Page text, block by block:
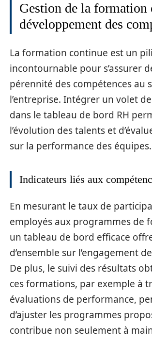
Gestion de la formation
développement des
La formation continue est un
incontournable pour s’assurer
pérennité des compétences au
l’entreprise. Intégrer un volet de
dans le tableau de bord RH
l’évolution des talents et
sur la performance des équipes.
Indicateurs liés aux
En mesurant le taux de
employés aux programmes de
un tableau de bord efficace
d’ensemble sur l’engagement
De plus, le suivi des résultats
ces formations, par exemple à
évaluations de performance,
d’ajuster les programmes
contribue non seulement à